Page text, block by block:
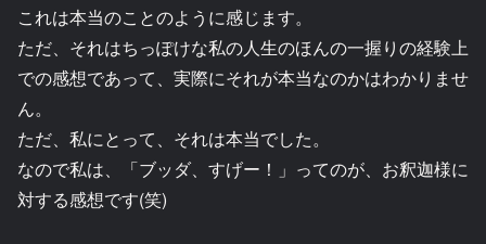
これは本当のことのように感じます。
ただ、それはちっぽけな私の人生のほんの一握りの経験上
での感想であって、実際にそれが本当なのかはわかりませ
ん。
ただ、私にとって、それは本当でした。
なので私は、「ブッダ、すげー！」ってのが、お釈迦様に
対する感想です(笑)